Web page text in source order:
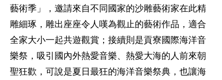
藝術季」，邀請來自不同國家的沙雕藝術家在此精
雕細琢，雕出座座令人嘆為觀止的藝術作品，適合
全家大小一起共遊觀賞；接續則是貢寮國際海洋音
樂祭，吸引國內外熱愛音樂、熱愛大海的人前來朝
聖狂歡，可說是夏日最狂的海洋音樂祭典，也讓海